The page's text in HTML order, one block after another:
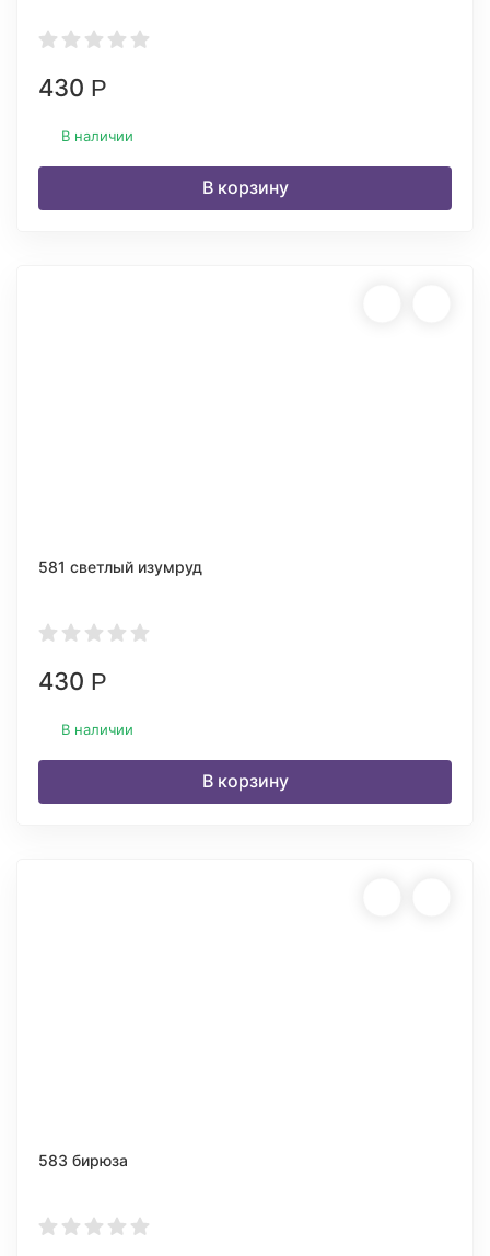
430 Р
В наличии
В корзину
581 светлый изумруд
430 Р
В наличии
В корзину
583 бирюза